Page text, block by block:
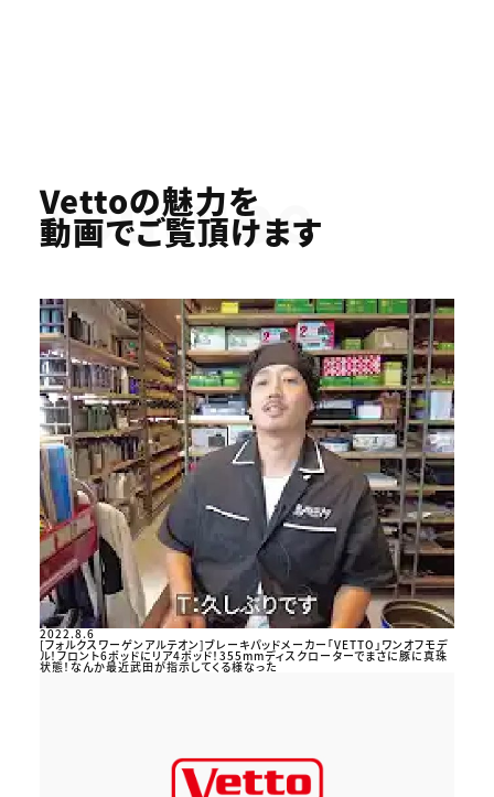
Youtube
Vettoの魅力を
動画でご覧頂けます
2022.8.6
[フォルクスワーゲンアルテオン]ブレーキパッドメーカー「VETTO」ワンオフモデ
ル！フロント6ポッドにリア4ポッド！355mmディスクローターでまさに豚に真珠
状態！なんか最近武田が指示してくる様なった